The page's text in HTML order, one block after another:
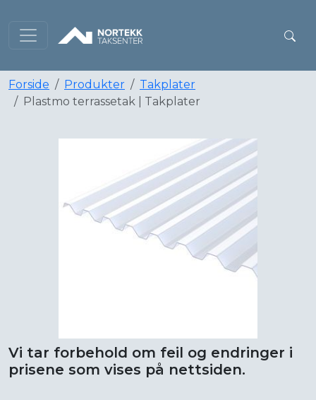
Forside Produkter
Takplater
Plastmo terrassetak | Takplater
Vi tar forbehold om feil og endringer i
prisene som vises på nettsiden.